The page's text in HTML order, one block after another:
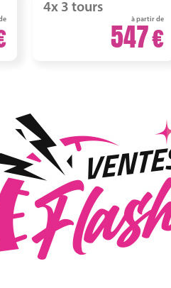
4x 3 tours
à partir de
547